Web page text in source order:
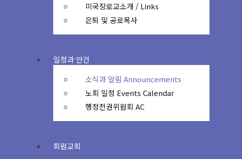
미국장로교소개 / Links
은퇴 및 공로목사
일정과 안건
소식과 알림 Announcements
노회 일정 Events Calendar
행정전권위원회 AC
회원교회